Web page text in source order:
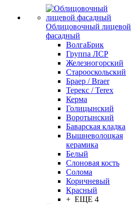
Облицовочный лицевой
фасадный
ВолгаБрик
Группа ЛСР
Железногорский
Старооскольский
Браер / Braer
Терекс / Terex
Керма
Голицынский
Воротынский
Баварская кладка
Вышневолоцкая
керамика
Белый
Слоновая кость
Солома
Коричневый
Красный
+ ЕЩЕ 4